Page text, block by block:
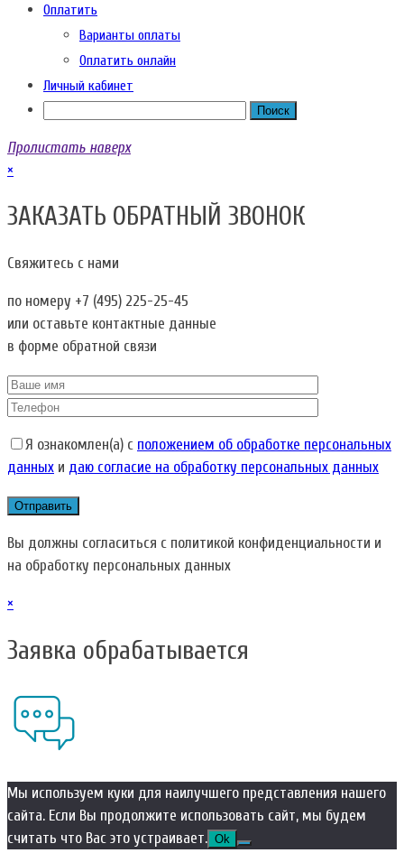
Оплатить
Варианты оплаты
Оплатить онлайн
Личный кабинет
Пролистать наверх
×
ЗАКАЗАТЬ ОБРАТНЫЙ ЗВОНОК
Свяжитесь с нами
по номеру +7 (495) 225-25-45
или оставьте контактные данные
в форме обратной связи
Я ознакомлен(а) с положением об обработке персональных
данных и даю согласие на обработку персональных данных
Вы должны согласиться с политикой конфиденциальности и
на обработку персональных данных
×
Заявка обрабатывается
Мы используем куки для наилучшего представления нашего
сайта. Если Вы продолжите использовать сайт, мы будем
считать что Вас это устраивает. Ok